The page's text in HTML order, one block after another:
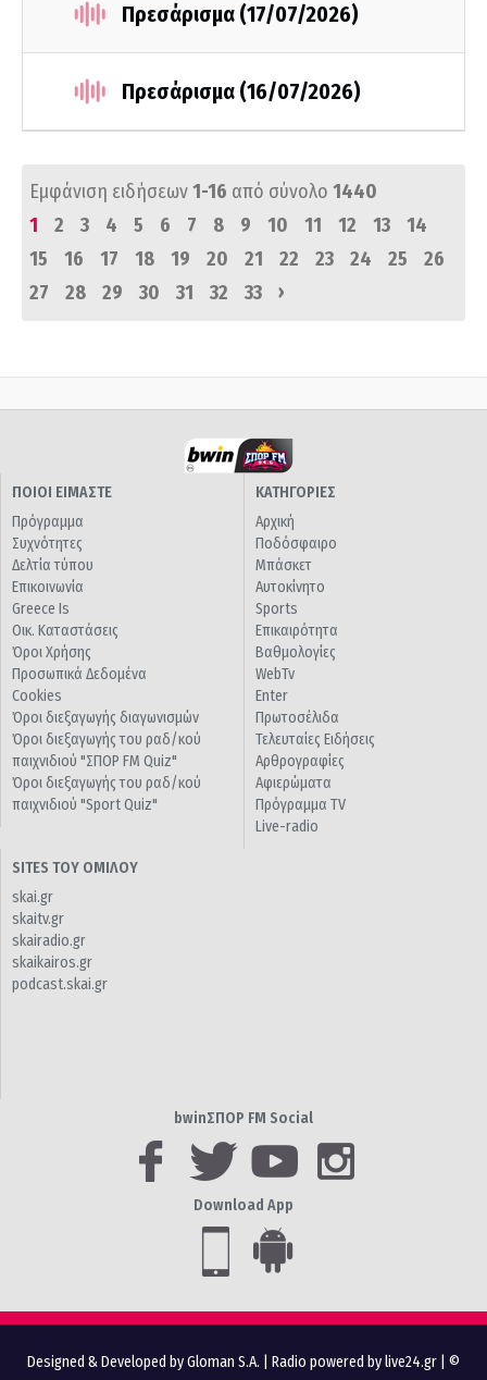
Πρεσάρισμα (17/07/2026)
Πρεσάρισμα (16/07/2026)
Εμφάνιση ειδήσεων1-16 από σύνολο 1440
1
2 3 4 5 6 7 8 9 10 11 12 13
14
15
16 17 18 19 20 21 22 23 24 25
26
27
28 29 30 31 32 33 ›
ΠΟΙΟΙ ΕΙΜΑΣΤΕ
Πρόγραμμα
Συχνότητες
Δελτία τύπου
Επικοινωνία
Greece Is
Οικ. Καταστάσεις
Όροι Χρήσης
Προσωπικά Δεδομένα
Cookies
Όροι διεξαγωγής διαγωνισμών
Όροι διεξαγωγής του ραδ/κού
παιχνιδιού "ΣΠΟΡ FM Quiz"
Όροι διεξαγωγής του ραδ/κού
παιχνιδιού "Sport Quiz"
ΚΑΤΗΓΟΡΙΕΣ
Αρχική
Ποδόσφαιρο
Μπάσκετ
Αυτοκίνητο
Sports
Επικαιρότητα
Βαθμολογίες
WebTv
Enter
Πρωτοσέλιδα
Τελευταίες Ειδήσεις
Αρθρογραφίες
Αφιερώματα
Πρόγραμμα TV
Live-radio
SITES ΤΟΥ ΟΜΙΛΟΥ
skai.gr
skaitv.gr
skairadio.gr
skaikairos.gr
podcast.skai.gr
bwinΣΠΟΡ FM Social
Download App
Designed & Developed by Gloman S.A. Radio powered by live24.gr | ©